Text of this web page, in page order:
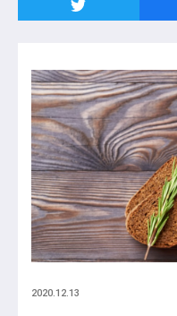
2020.12.13